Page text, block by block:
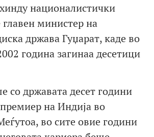
националистички
министер на
држава Гуџарат, каде во
година загинаа десетици
со државата десет години
на Индија во
во сите овие години